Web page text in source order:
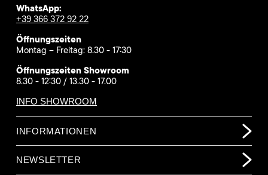
WhatsApp:
+39 366 372 92 22
Öffnungszeiten
Montag – Freitag: 8.30 - 17:30
Öffnungszeiten Showroom
8.30 - 12:30 / 13.30 - 17.00
INFO SHOWROOM
INFORMATIONEN
NEWSLETTER